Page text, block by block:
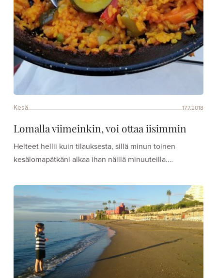
Kesä 17.7.2018
Lomalla viimeinkin, voi ottaa iisimmin
Helteet hellii kuin tilauksesta, sillä minun toinen
kesälomapätkäni alkaa ihan näillä minuuteilla.…